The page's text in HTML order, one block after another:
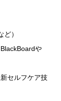
）
や
セルフケア技